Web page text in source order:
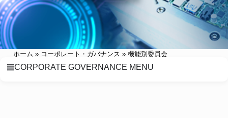
ホーム » コーポレート・ガバナンス »機能別委員会
CORPORATE GOVERNANCE MENU